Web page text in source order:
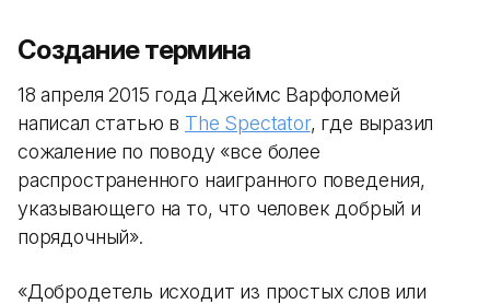
Создание термина
18 апреля 2015 года Джеймс Варфоломей
написал статью в The Spectator, где выразил
сожаление по поводу «все более
распространенного наигранного поведения,
указывающего на то, что человек добрый и
порядочный».
«Добродетель исходит из простых слов или